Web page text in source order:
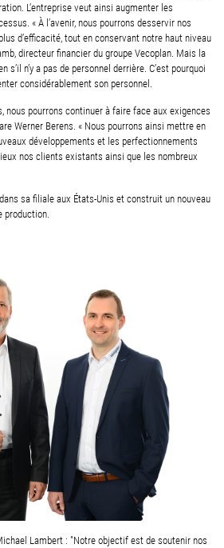
L’entreprise veut ainsi augmenter les
« À l’avenir, nous pourrons desservir nos
d’efficacité, tout en conservant notre haut niveau
directeur financier du groupe Vecoplan. Mais la
n’y a pas de personnel derrière. C’est pourquoi
considérablement son personnel.
nous pourrons continuer à faire face aux exigences
Werner Berens. « Nous pourrons ainsi mettre en
développements et les perfectionnements
nos clients existants ainsi que les nombreux
sa filiale aux États-Unis et construit un nouveau
production.
Lambert : "Notre objectif est de soutenir nos